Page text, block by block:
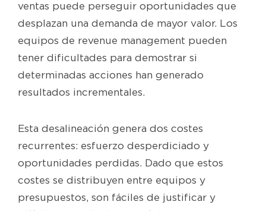
ventas puede perseguir oportunidades que
desplazan una demanda de mayor valor. Los
equipos de revenue management pueden
tener dificultades para demostrar si
determinadas acciones han generado
resultados incrementales.
Esta desalineación genera dos costes
recurrentes: esfuerzo desperdiciado y
oportunidades perdidas. Dado que estos
costes se distribuyen entre equipos y
presupuestos, son fáciles de justificar y